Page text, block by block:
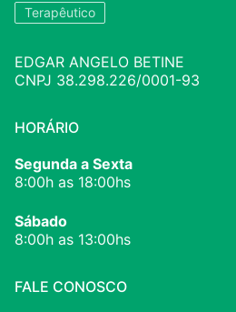
Terapêutico
EDGAR ANGELO BETINE
CNPJ 38.298.226/0001-93
HORÁRIO
Segunda a Sexta
8:00h as 18:00hs
Sábado
8:00h as 13:00hs
FALE CONOSCO